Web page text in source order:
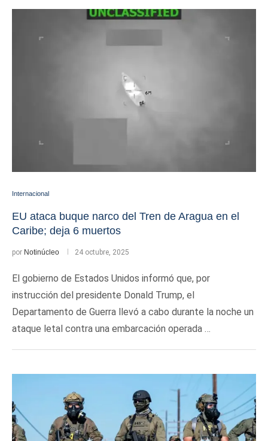
Internacional
EU ataca buque narco del Tren de Aragua en el
Caribe; deja 6 muertos
por Notinúcleo 24 octubre, 2025
El gobierno de Estados Unidos informó que, por
instrucción del presidente Donald Trump, el
Departamento de Guerra llevó a cabo durante la noche un
ataque letal contra una embarcación operada …